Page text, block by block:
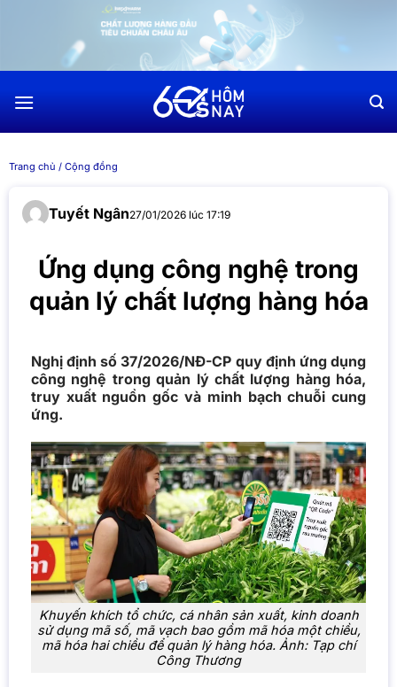
dung
Trang chủ / Cộng đồng
Tuyết Ngân27/01/2026 lúc 17:19
Ứng dụng công nghệ trong
quản lý chất lượng hàng hóa
Nghị định số 37/2026/NĐ-CP quy định ứng dụng
công nghệ trong quản lý chất lượng hàng hóa,
truy xuất nguồn gốc và minh bạch chuỗi cung
ứng.
Khuyến khích tổ chức, cá nhân sản xuất, kinh doanh
sử dụng mã số, mã vạch bao gồm mã hóa một chiều,
mã hóa hai chiều để quản lý hàng hóa. Ảnh: Tạp chí
Công Thương